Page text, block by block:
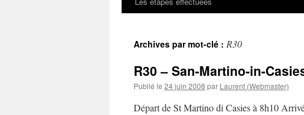
Archives par mot-clé : R30
R30 – San-Martino-in-
Publié le 24 juin 2008 par Laurent (Webmaster)
Départ de St Martino di Casies à 8h10